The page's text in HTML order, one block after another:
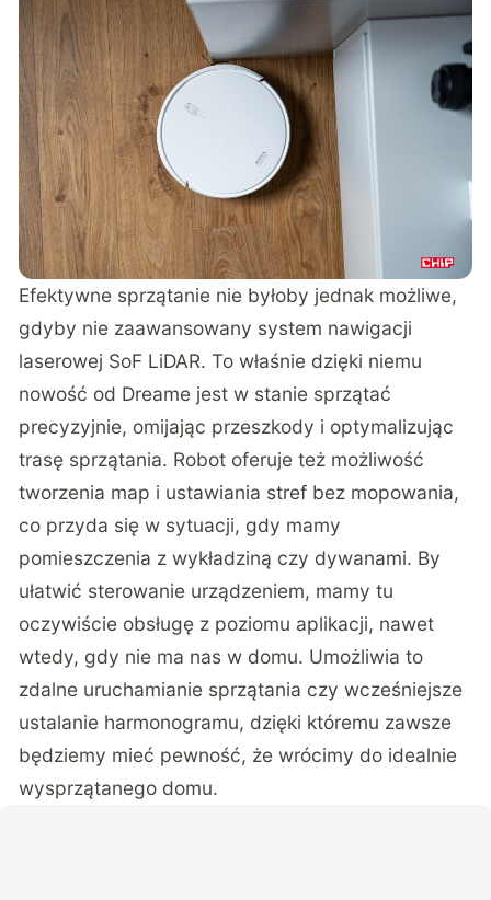
Efektywne sprzątanie nie byłoby jednak możliwe,
gdyby nie zaawansowany system nawigacji
laserowej SoF LiDAR. To właśnie dzięki niemu
nowość od Dreame jest w stanie sprzątać
precyzyjnie, omijając przeszkody i optymalizując
trasę sprzątania. Robot oferuje też możliwość
tworzenia map i ustawiania stref bez mopowania,
co przyda się w sytuacji, gdy mamy
pomieszczenia z wykładziną czy dywanami. By
ułatwić sterowanie urządzeniem, mamy tu
oczywiście obsługę z poziomu aplikacji, nawet
wtedy, gdy nie ma nas w domu. Umożliwia to
zdalne uruchamianie sprzątania czy wcześniejsze
ustalanie harmonogramu, dzięki któremu zawsze
będziemy mieć pewność, że wrócimy do idealnie
wysprzątanego domu.